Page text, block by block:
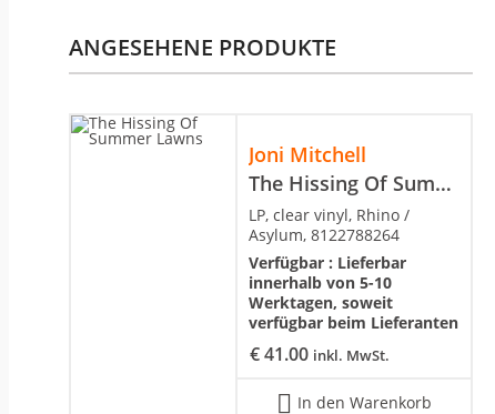
ANGESEHENE PRODUKTE
Joni Mitchell
The Hissing Of Summer Lawns
€41.00 inkl. MwSt.
LP, clear vinyl, Rhino /
Asylum, 8122788264
Verfügbar : Lieferbar
innerhalb von 5-10
Werktagen, soweit
verfügbar beim Lieferanten
In den Warenkorb